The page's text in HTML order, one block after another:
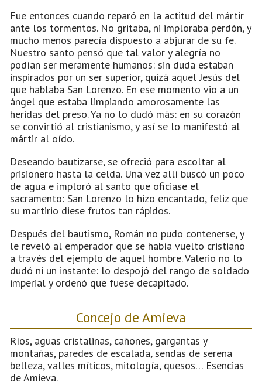
Fue entonces cuando reparó en la actitud del mártir
ante los tormentos. No gritaba, ni imploraba perdón, y
mucho menos parecía dispuesto a abjurar de su fe.
Nuestro santo pensó que tal valor y alegría no
podían ser meramente humanos: sin duda estaban
inspirados por un ser superior, quizá aquel Jesús del
que hablaba San Lorenzo. En ese momento vio a un
ángel que estaba limpiando amorosamente las
heridas del preso. Ya no lo dudó más: en su corazón
se convirtió al cristianismo, y así se lo manifestó al
mártir al oído.
Deseando bautizarse, se ofreció para escoltar al
prisionero hasta la celda. Una vez allí buscó un poco
de agua e imploró al santo que oficiase el
sacramento: San Lorenzo lo hizo encantado, feliz que
su martirio diese frutos tan rápidos.
Después del bautismo, Román no pudo contenerse, y
le reveló al emperador que se había vuelto cristiano
a través del ejemplo de aquel hombre. Valerio no lo
dudó ni un instante: lo despojó del rango de soldado
imperial y ordenó que fuese decapitado.
Concejo de Amieva
Ríos, aguas cristalinas, cañones, gargantas y
montañas, paredes de escalada, sendas de serena
belleza, valles míticos, mitología, quesos… Esencias
de Amieva.